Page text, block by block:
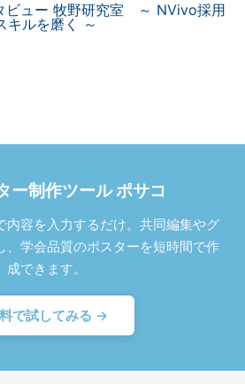
ビュー 牧野研究室 ～ NVivo採用
キルを磨く ～
ー制作ツール ポサコ
内容を入力するだけ。共同編集やグ
、学会品質のポスターを短時間で作
成できます。
で試してみる →